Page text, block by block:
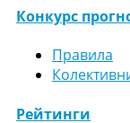
Конкурс
Правила
Рейтинги